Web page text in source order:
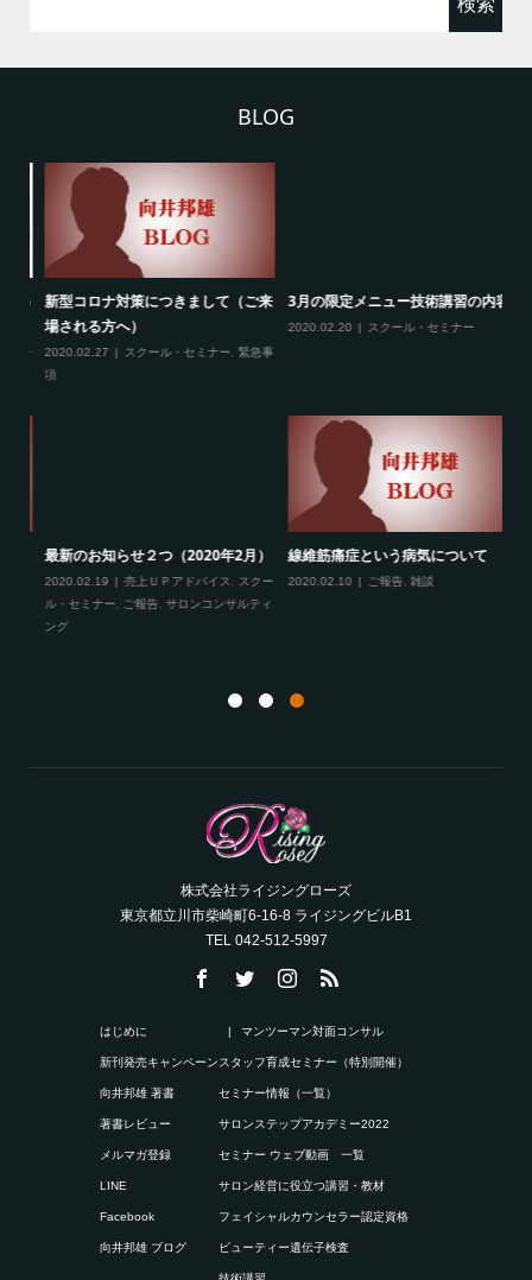
BLOG
新型コロナ対策につきまして（ご来
場される方へ）
2020.02.27 スクール・セミナー,緊急事
3月の限定メニュー技術講習の内容
2020.02.20 スクール・セミナー
最新のお知らせ２つ（2020年2月）
2020.02.19 売上ＵＰアドバイス,スクー
ル・セミナー,ご報告,サロンコンサルティ
ング
線維筋痛症という病気について
2020.02.10 ご報告,雑談
株式会社ライジングローズ
東京都立川市柴崎町6-16-8 ライジングビルB1
TEL 042-512-5997
はじめに
新刊発売キャンペーン
向井邦雄 著書
著書レビュー
メルマガ登録
LINE
Facebook
向井邦雄 ブログ
マンツーマン対面コンサル
スタッフ育成セミナー（特別開催）
セミナー情報（一覧）
サロンステップアカデミー2022
セミナー ウェブ動画 一覧
サロン経営に役立つ講習・教材
フェイシャルカウンセラー認定資格
ビューティー遺伝子検査